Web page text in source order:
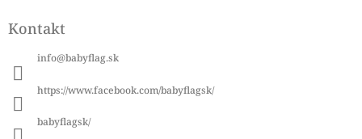
pKontakt
info@babyflag.sk
https://www.facebook.com/babyflagsk/
babyflagsk/